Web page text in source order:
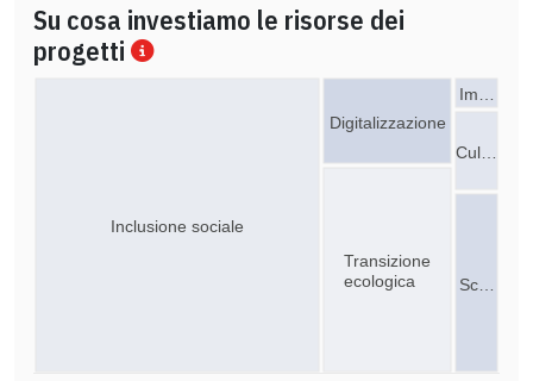
Su cosa investiamo le risorse dei
progetti
Digitalizzazione
Sc…
Im…
Cul…
Inclusione sociale
Transizione
ecologica